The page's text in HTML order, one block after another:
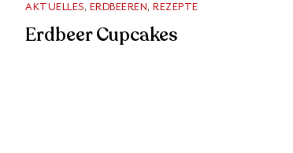
AKTUELLES, ERDBEEREN,REZEPTE
Erdbeer Cupcakes